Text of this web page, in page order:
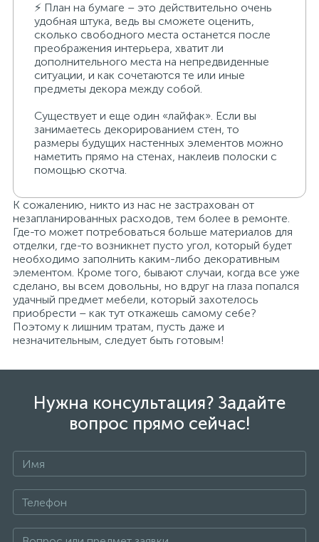
⚡ План на бумаге – это действительно очень
удобная штука, ведь вы сможете оценить,
сколько свободного места останется после
преображения интерьера, хватит ли
дополнительного места на непредвиденные
ситуации, и как сочетаются те или иные
предметы декора между собой.
Существует и еще один «лайфак». Если вы
занимаетесь декорированием стен, то
размеры будущих настенных элементов можно
наметить прямо на стенах, наклеив полоски с
помощью скотча.
К сожалению, никто из нас не застрахован от
незапланированных расходов, тем более в ремонте.
Где-то может потребоваться больше материалов для
отделки, где-то возникнет пусто угол, который будет
необходимо заполнить каким-либо декоративным
элементом. Кроме того, бывают случаи, когда все уже
сделано, вы всем довольны, но вдруг на глаза попался
удачный предмет мебели, который захотелось
приобрести – как тут откажешь самому себе?
Поэтому к лишним тратам, пусть даже и
незначительным, следует быть готовым!
Нужна консультация? Задайте
вопрос прямо сейчас!